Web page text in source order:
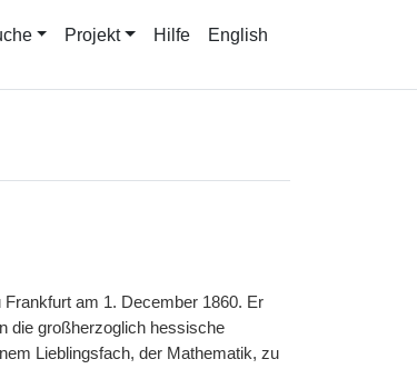
Projekt Hilfe English
Frankfurt am 1. December 1860. Er
die großherzoglich hessische
Lieblingsfach, der Mathematik, zu